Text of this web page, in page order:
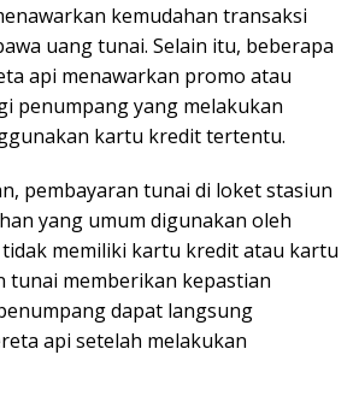
kemudahan transaksi
uang tunai. Selain itu, beberapa
api menawarkan promo atau
penumpang yang melakukan
kartu kredit tertentu.
pembayaran tunai di loket stasiun
yang umum digunakan oleh
memiliki kartu kredit atau kartu
tunai memberikan kepastian
dapat langsung
api setelah melakukan